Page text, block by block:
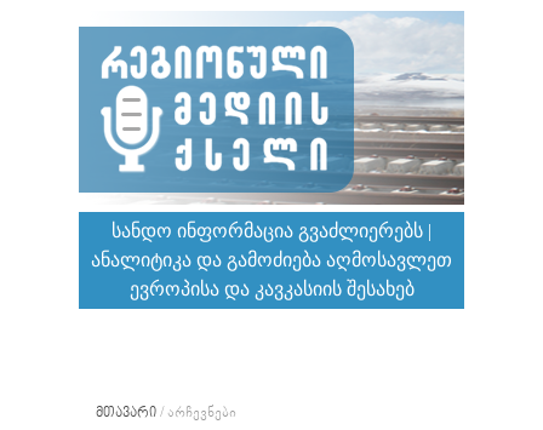
ᲡᲐᲜᲓᲝ ᲘᲜᲤᲝᲠᲛᲐᲪᲘᲐ ᲒᲕᲐᲫᲚᲘᲔᲠᲔᲑᲡ |
ᲐᲜᲐᲚᲘᲢᲘᲙᲐ ᲓᲐ ᲒᲐᲛᲝᲫᲘᲔᲑᲐ ᲐᲦᲛᲝᲡᲐᲕᲚᲔᲗ
ᲔᲕᲠᲝᲞᲘᲡᲐ ᲓᲐ ᲙᲐᲕᲙᲐᲡᲘᲘᲡ ᲨᲔᲡᲐᲮᲔᲑ
ᲛᲗᲐᲕᲐᲠᲘ / ᲐᲠᲩᲔᲕᲜᲔᲑᲘ